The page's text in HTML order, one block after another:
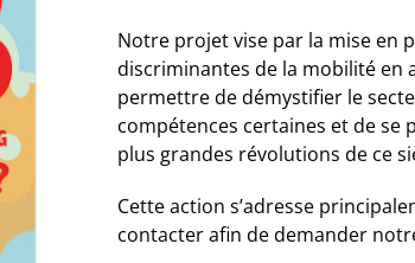
Notre projet vise par la mise en
discriminantes de la mobilité en
permettre de démystifier le
compétences certaines et de se
plus grandes révolutions de ce
Cette action s’adresse
contacter afin de demander